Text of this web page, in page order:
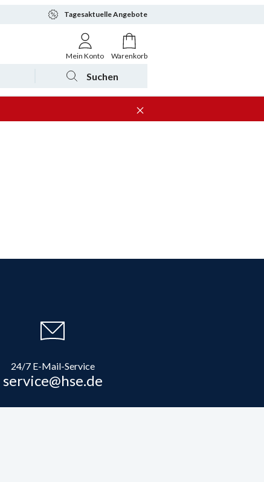
Tagesaktuelle Angebote
Mein Konto Warenkorb
Suchen
24/7 E-Mail-Service
service@hse.de